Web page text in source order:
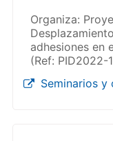
Organiza:
adhesiones en
(Ref: PID2022-
Seminarios y